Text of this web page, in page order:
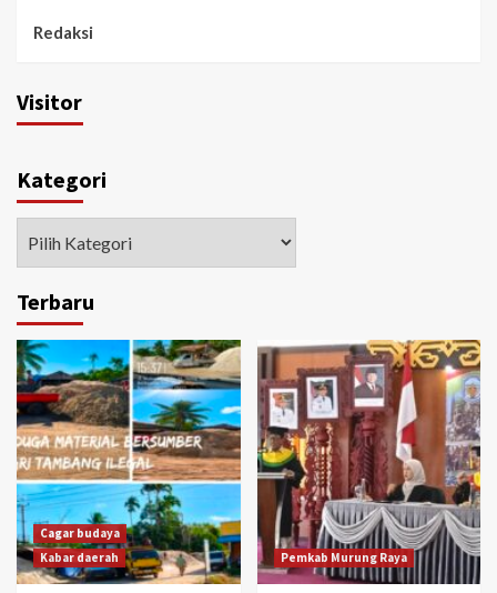
Redaksi
Visitor
Kategori
Terbaru
Cagar budaya
Kabar daerah
Pemkab Murung Raya